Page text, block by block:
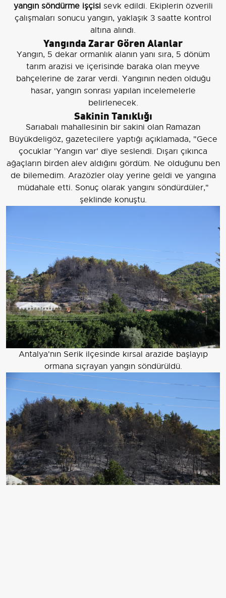
yangın söndürme işçisisevk edildi. Ekiplerin özverili
çalışmaları sonucu yangın, yaklaşık 3 saatte kontrol
altına alındı.
Yangında Zarar Gören Alanlar
Yangın, 5 dekar ormanlık alanın yanı sıra, 5 dönüm
tarım arazisi ve içerisinde baraka olan meyve
bahçelerine de zarar verdi. Yangının neden olduğu
hasar, yangın sonrası yapılan incelemelerle
belirlenecek.
Sakinin Tanıklığı
Sarıabalı mahallesinin bir sakini olan Ramazan
Büyükdeligöz, gazetecilere yaptığı açıklamada, "Gece
çocuklar 'Yangın var' diye seslendi. Dışarı çıkınca
ağaçların birden alev aldığını gördüm. Ne olduğunu ben
de bilemedim. Arazözler olay yerine geldi ve yangına
müdahale etti. Sonuç olarak yangını söndürdüler,"
şeklinde konuştu.
Antalya'nın Serik ilçesinde kırsal arazide başlayıp
ormana sıçrayan yangın söndürüldü.